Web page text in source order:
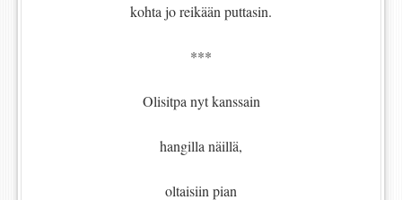
kohta jo reikään puttasin.
***
Olisitpa nyt kanssain
hangilla näillä,
oltaisiin pian